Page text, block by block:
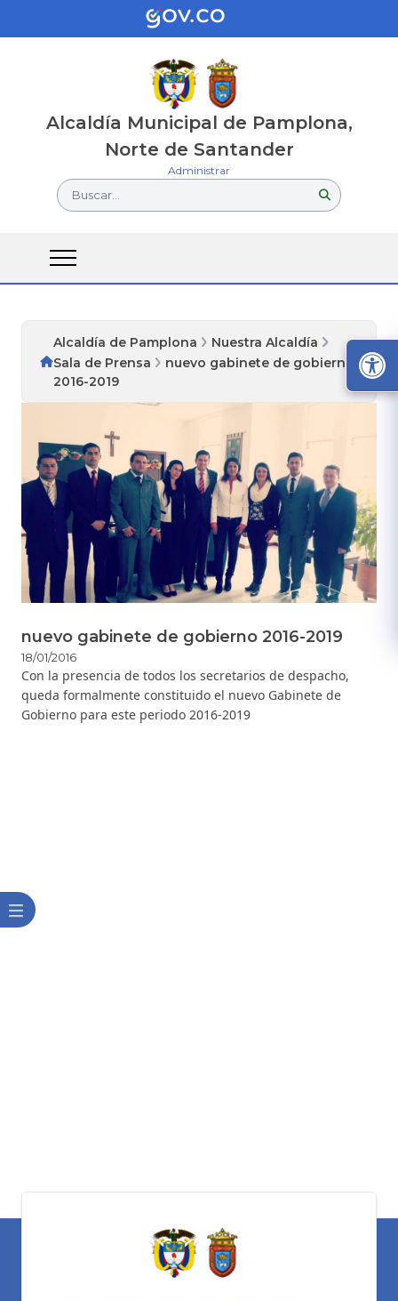
Alcaldía Municipal de Pamplona,
Norte de Santander
Administrar
Buscar...
Alcaldía de Pamplona
Nuestra Alcaldía
Sala de Prensa
nuevo gabinete de gobierno
2016-2019
nuevo gabinete de gobierno 2016-2019
18/01/2016
​​Con la presencia de todos los secretarios de despacho,
queda formalmente constituido el nuevo Gabinete de
Gobierno para este periodo 2016-2019​